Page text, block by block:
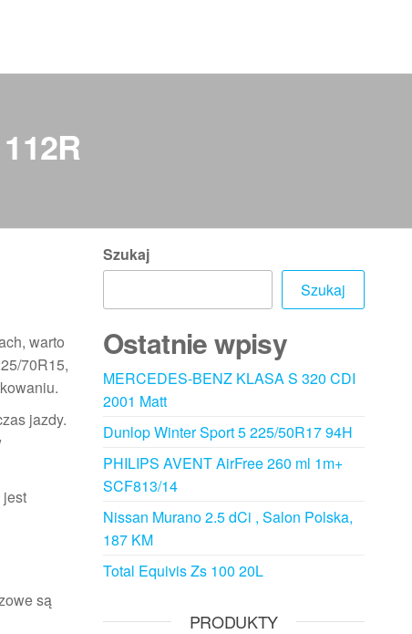
warto
70R15,
jazdy.
są
Szukaj
Szukaj
Ostatnie wpisy
MERCEDES-BENZ KLASA S 320 CDI
2001 Matt
Dunlop Winter Sport 5 225/50R17 94H
PHILIPS AVENT AirFree 260 ml 1m+
SCF813/14
Nissan Murano 2.5 dCi , Salon Polska,
187 KM
Total Equivis Zs 100 20L
PRODUKTY